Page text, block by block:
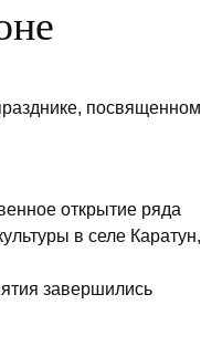
посвященном
открытие ряда
в селе Каратун,
завершились